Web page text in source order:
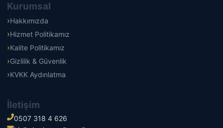
Kurumsal
Hakkımızda
Hizmet Politikamız
Kalite Politikamız
Gizlilik & Güvenlik
KVKK Aydınlatma
İletişim
0507 318 4 626